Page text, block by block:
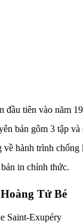
đầu tiên vào năm
bản gôm 3 tập và
hành trình chống
in chính thức.
Tử Bé
Saint-Exupéry